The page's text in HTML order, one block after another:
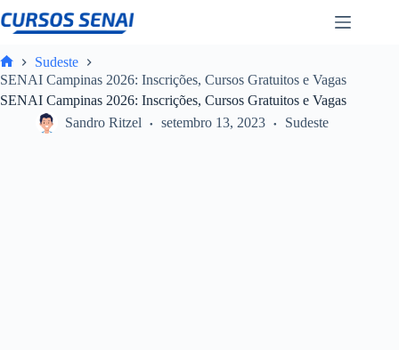
para
conteúdo
Home
Sudeste
SENAI Campinas 2026: Inscrições, Cursos Gratuitos e Vagas
SENAI Campinas 2026: Inscrições, Cursos Gratuitos e Vagas
Sandro Ritzel
setembro 13, 2023 Sudeste